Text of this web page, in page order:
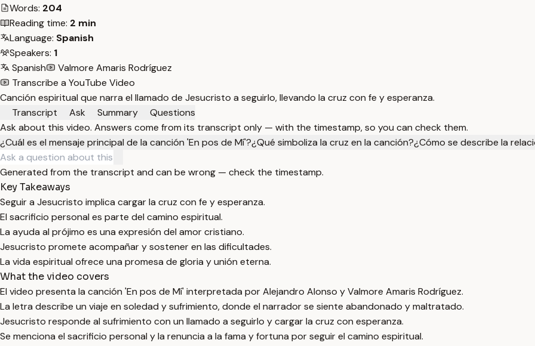
Words: 204
Reading time: 2 min
Language: Spanish
Speakers: 1
Spanish
Valmore Amaris Rodríguez
Transcribe a YouTube Video
Canción espiritual que narra el llamado de Jesucristo a seguirlo, llevando la cruz con fe y esperanza.
Transcript
Ask Summary
Questions
Ask about this video. Answers come from its transcript only — with the timestamp, so you can check them.
¿Cuál es el mensaje principal de la canción 'En pos de Mí'?¿Qué simboliza la cruz en la canción?¿Cómo se describe la
Generated from the transcript and can be wrong — check the timestamp.
Key Takeaways
Seguir a Jesucristo implica cargar la cruz con fe y esperanza.
El sacrificio personal es parte del camino espiritual.
La ayuda al prójimo es una expresión del amor cristiano.
Jesucristo promete acompañar y sostener en las dificultades.
La vida espiritual ofrece una promesa de gloria y unión eterna.
What the video covers
El video presenta la canción 'En pos de Mí' interpretada por Alejandro Alonso y Valmore Amaris Rodríguez.
La letra describe un viaje en soledad y sufrimiento, donde el narrador se siente abandonado y maltratado.
Jesucristo responde al sufrimiento con un llamado a seguirlo y cargar la cruz con esperanza.
Se menciona el sacrificio personal y la renuncia a la fama y fortuna por seguir el camino espiritual.